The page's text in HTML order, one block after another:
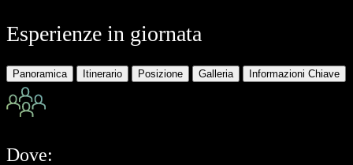
Esperienze in giornata
Panoramica Itinerario Posizione Galleria Informazioni Chiave
Dove: